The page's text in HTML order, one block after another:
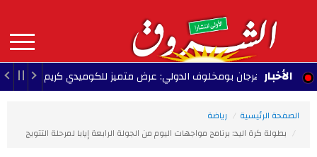
contenu
principal
MAIN
NAVIGATION الأخبار
مهرجان بومخلوف الدولي: عرض متميز للكوميدي كريم الغربي 09:01 - 2026/08/07
الصفحة الرئيسية
رياضة
بطولة كرة اليد: برنامج مواجهات اليوم من الجولة الرابعة إيابا لمرحلة التتويج